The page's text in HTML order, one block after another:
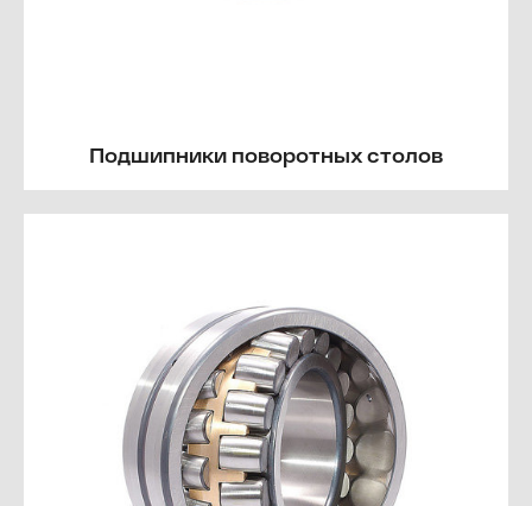
Подшипники поворотных столов